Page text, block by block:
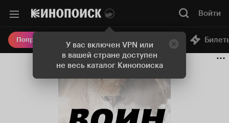
У вас включен VPN или
в вашей стране доступен
не весь каталог Кинопоиска
Войти
Попробовать Плюс Онлайн-кинотеатр